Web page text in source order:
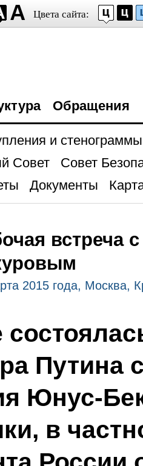
Цвета сайта:
Обращения
и стенограммы
Совет
Совет
Документы
встреча
2015 года, Москва,
Путина
Юнус-
в